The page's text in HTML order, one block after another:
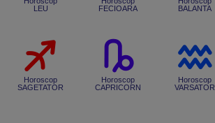
LEU
FECIOARA
BALANTA
Horoscop
SAGETATOR
Horoscop
CAPRICORN
Horoscop
VARSATOR